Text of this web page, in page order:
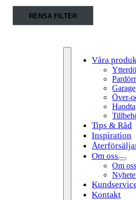
Fortsätt
innehållet
Navigation
Våra
Pardörr
Över-
Tips & Råd
Inspiration
Om oss
Om oss
Kontakt
RENSA FILTER